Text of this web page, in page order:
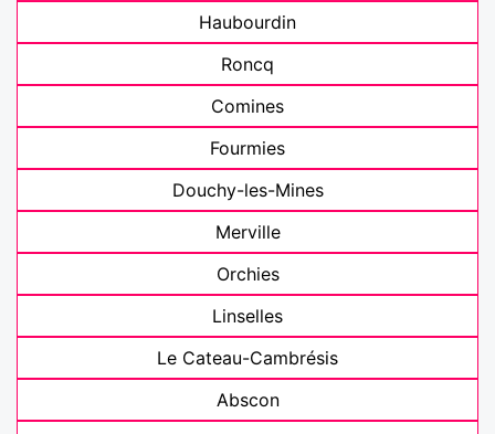
Haubourdin
Roncq
Comines
Fourmies
Douchy-les-Mines
Merville
Orchies
Linselles
Le Cateau-Cambrésis
Abscon